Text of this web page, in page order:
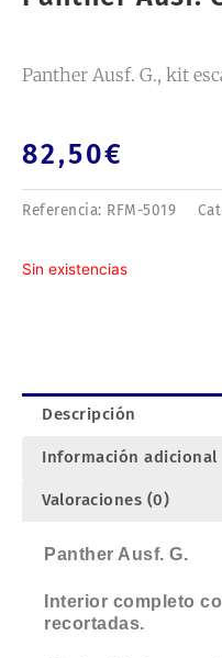
Panther Ausf. G., kit
82,50€
Referencia: RFM-5019
Sin existencias
Descripción
Información adicional
Valoraciones (0)
Panther Ausf. G.
Interior completo
recortadas.